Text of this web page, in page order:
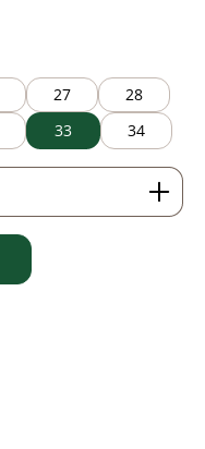
27
28
33 34
Wert ein